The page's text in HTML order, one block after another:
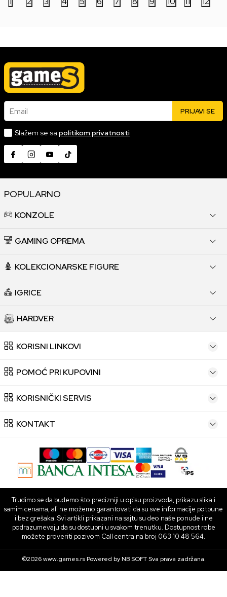
Email PRIJAVI SE
Slažem se sa politikom privatnosti
POPULARNO
KONZOLE
GAMING OPREMA
KOLEKCIONARSKE FIGURE
IGRICE
HARDVER
KORISNI LINKOVI
POMOĆ PRI KUPOVINI
KORISNIČKI SERVIS
KONTAKT
Trudimo se da budemo što precizniji u opisu proizvoda, prikazu slika i
samim cenama, ali ne možemo garantovati da su sve informacije potpune
i bez grešaka. Svi artikli prikazani na sajtu su deo naše ponude i ne
podrazumevaju da su dostupni u svakom trenutku. Dostupnost robe
možete proveriti pozivom Call centra na broj 063 10 48 564.
©2026www.games.rs Powered byNB SOFTSva prava zadržana.